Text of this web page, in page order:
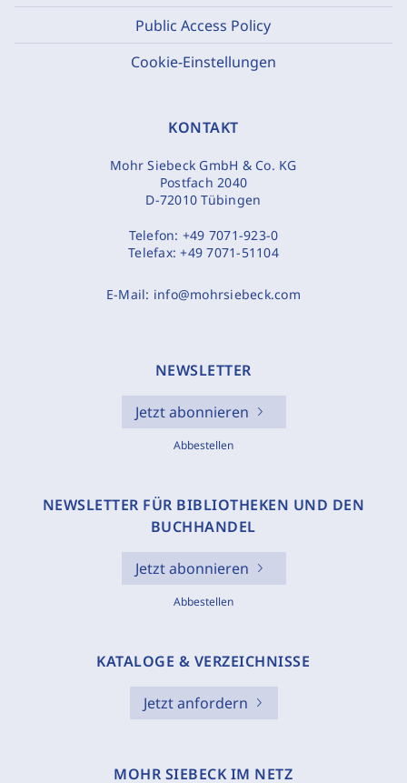
Public Access Policy
Cookie-Einstellungen
KONTAKT
Mohr Siebeck GmbH & Co. KG
Postfach 2040
D-72010 Tübingen
Telefon: +49 7071-923-0
Telefax:+49 7071-51104
E-Mail: info@mohrsiebeck.com
NEWSLETTER
Jetzt abonnieren
Abbestellen
NEWSLETTER FÜR BIBLIOTHEKEN UND DEN
BUCHHANDEL
Jetzt abonnieren
Abbestellen
KATALOGE & VERZEICHNISSE
Jetzt anfordern
MOHR SIEBECK IM NETZ